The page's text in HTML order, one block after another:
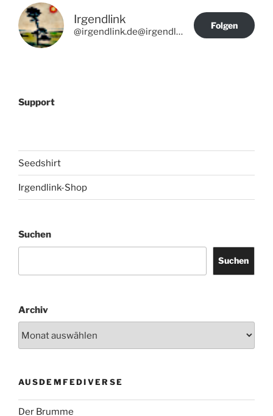
Irgendlink
@irgendlink.de@irgendlink.de
Folgen
Support
Seedshirt
Irgendlink-Shop
Suchen
Suchen
Archiv
AUSDEMFEDIVERSE
Der Brumme